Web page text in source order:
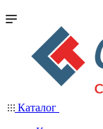
Каталог